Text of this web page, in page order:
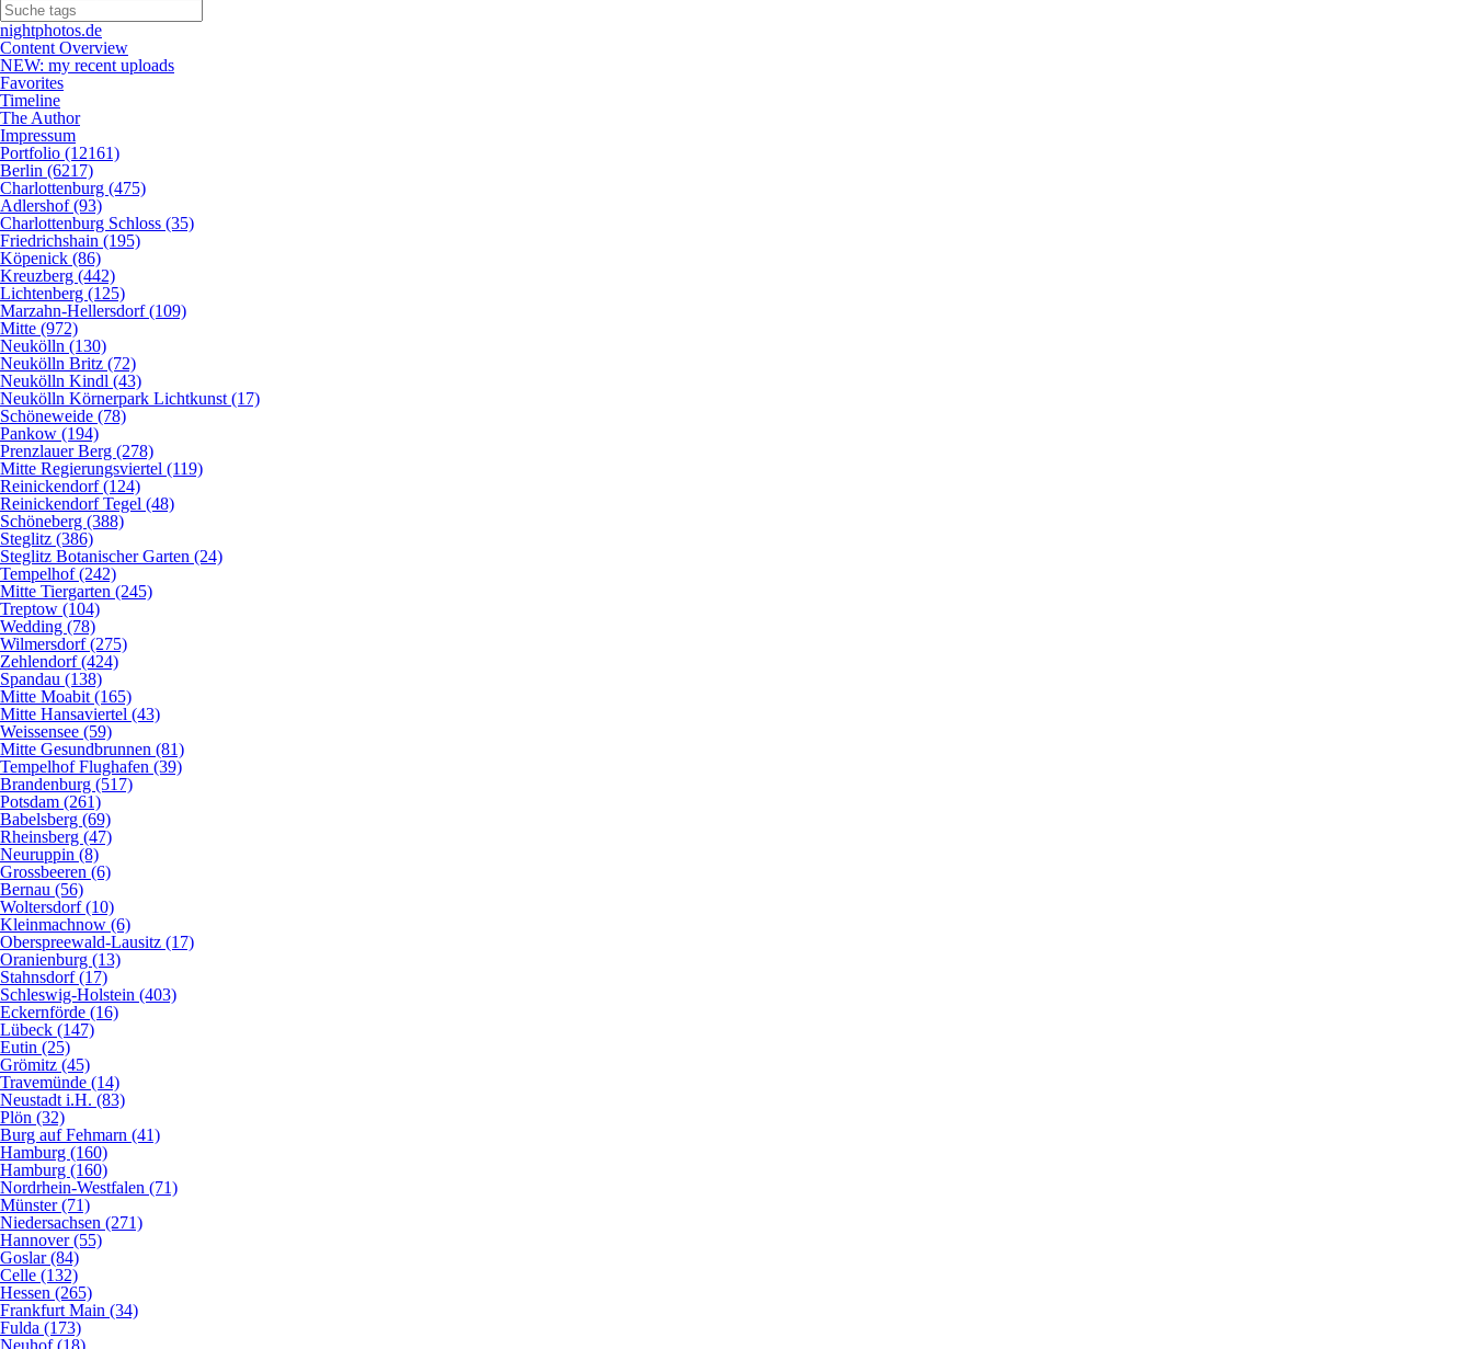
nightphotos.de
Content Overview
NEW: my recent uploads
Favorites
Timeline
The Author
Impressum
Portfolio (12161)
Berlin (6217)
Charlottenburg (475)
Adlershof (93)
Charlottenburg Schloss (35)
Friedrichshain (195)
Köpenick (86)
Kreuzberg (442)
Lichtenberg (125)
Marzahn-Hellersdorf (109)
Mitte (972)
Neukölln (130)
Neukölln Britz (72)
Neukölln Kindl (43)
Neukölln Körnerpark Lichtkunst (17)
Schöneweide (78)
Pankow (194)
Prenzlauer Berg (278)
Mitte Regierungsviertel (119)
Reinickendorf (124)
Reinickendorf Tegel (48)
Schöneberg (388)
Steglitz (386)
Steglitz Botanischer Garten (24)
Tempelhof (242)
Mitte Tiergarten (245)
Treptow (104)
Wedding (78)
Wilmersdorf (275)
Zehlendorf (424)
Spandau (138)
Mitte Moabit (165)
Mitte Hansaviertel (43)
Weissensee (59)
Mitte Gesundbrunnen (81)
Tempelhof Flughafen (39)
Brandenburg (517)
Potsdam (261)
Babelsberg (69)
Rheinsberg (47)
Neuruppin (8)
Grossbeeren (6)
Bernau (56)
Woltersdorf (10)
Kleinmachnow (6)
Oberspreewald-Lausitz (17)
Oranienburg (13)
Stahnsdorf (17)
Schleswig-Holstein (403)
Eckernförde (16)
Lübeck (147)
Eutin (25)
Grömitz (45)
Travemünde (14)
Neustadt i.H. (83)
Plön (32)
Burg auf Fehmarn (41)
Hamburg (160)
Hamburg (160)
Nordrhein-Westfalen (71)
Münster (71)
Niedersachsen (271)
Hannover (55)
Goslar (84)
Celle (132)
Hessen (265)
Frankfurt Main (34)
Fulda (173)
Neuhof (18)